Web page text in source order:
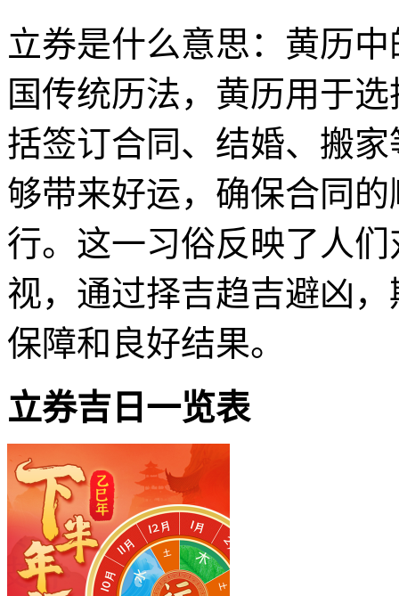
立券是什么意思：黄历
国传统历法，黄历用于
括签订合同、结婚、搬
够带来好运，确保合同
行。这一习俗反映了人
视，通过择吉趋吉避凶
保障和良好结果。
立券吉日一览表